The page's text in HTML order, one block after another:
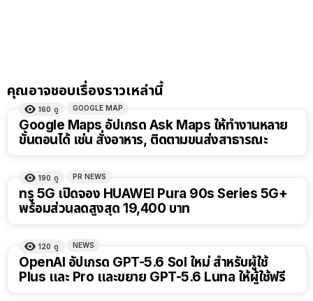
คุณอาจชอบเรื่องราวเหล่านี้
160 ดู GOOGLE MAP
Google Maps อัปเกรด Ask Maps ให้ทำงานหลาย
ขั้นตอนได้ เช่น สั่งอาหาร, ติดตามขนส่งสาธารณะ
190 ดู PR NEWS
ทรู 5G เปิดจอง HUAWEI Pura 90s Series 5G+
พร้อมส่วนลดสูงสุด 19,400 บาท
120 ดู NEWS
OpenAI อัปเกรด GPT-5.6 Sol ใหม่ สำหรับผู้ใช้
Plus และ Pro และขยาย GPT-5.6 Luna ให้ผู้ใช้ฟรี